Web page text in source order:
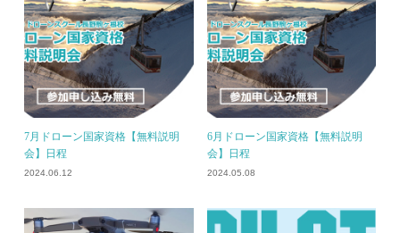
7月ドローン国家資格【無料説明
会】日程
2024.06.12
6月ドローン国家資格【無料説明
会】日程
2024.05.08